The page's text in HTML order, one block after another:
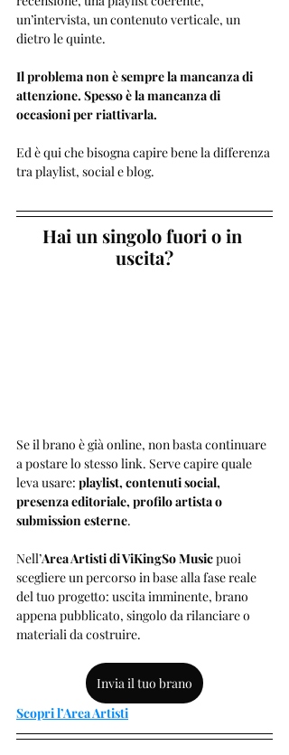
un’intervista, un contenuto verticale, un
dietro le quinte.
Il problema non è sempre la mancanza di
attenzione. Spesso è la mancanza di
occasioni per riattivarla.
Ed è qui che bisogna capire bene la differenza
tra playlist, social e blog.
Hai un singolo fuori o in
uscita?
Se il brano è già online, non basta continuare
a postare lo stesso link. Serve capire quale
leva usare: playlist, contenuti social,
presenza editoriale, profilo artista o
submission esterne.
Nell’Area Artisti di ViKingSo Music puoi
scegliere un percorso in base alla fase reale
del tuo progetto: uscita imminente, brano
appena pubblicato, singolo da rilanciare o
materiali da costruire.
Invia il tuo brano
Scopri l’Area Artisti